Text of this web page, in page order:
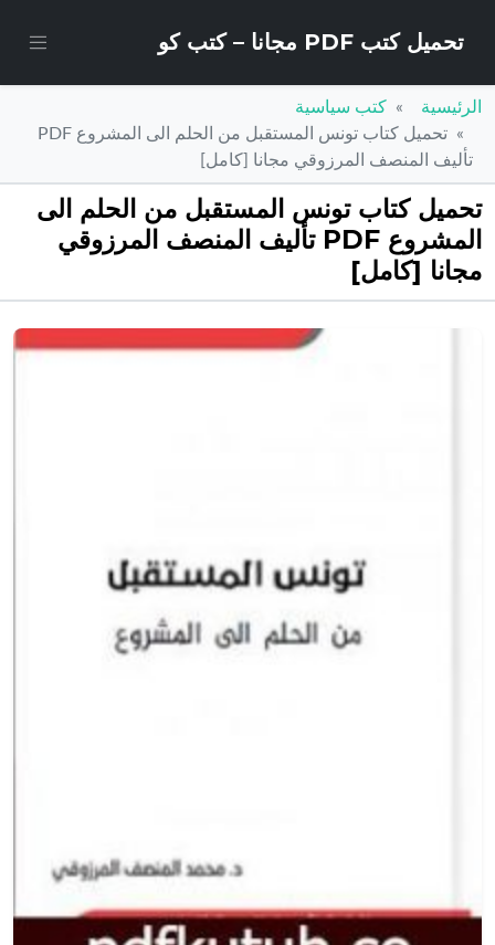
تحميل كتب PDF مجانا – كتب كو
الرئيسية
كتب سياسية
تحميل كتاب تونس المستقبل من الحلم الى المشروع PDF
تأليف المنصف المرزوقي مجانا [كامل]
تحميل كتاب تونس المستقبل من الحلم الى
المشروع PDF تأليف المنصف المرزوقي
مجانا [كامل]